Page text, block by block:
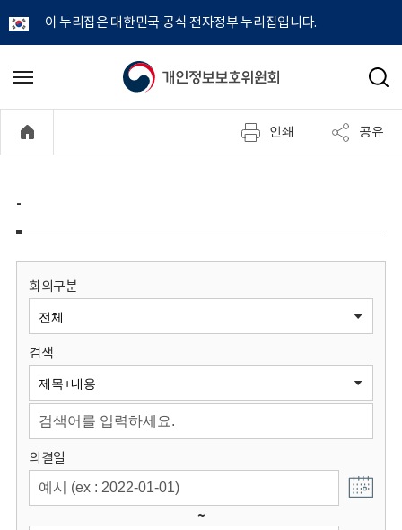
이 누리집은 대한민국 공식 전자정부 누리집입니다.
개
정
보
원
회
메
기
검
인쇄 공유
-
회의구분
검색
의결일
~